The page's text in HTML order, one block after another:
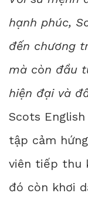
hạnh phúc,
đến chương
mà còn đầu
hiện đại và
Scots
tập cảm
viên tiếp thu
đó còn khơi